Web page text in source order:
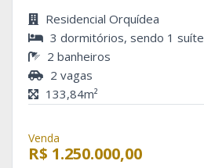
Residencial Orquídea
3 dormitórios, sendo 1 suíte
2 banheiros
2 vagas
133,84m²
Venda
R$ 1.250.000,00